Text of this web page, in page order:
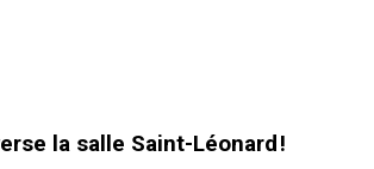
la salle Saint-Léonard !